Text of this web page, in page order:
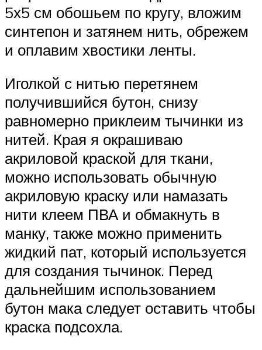
5х5 см обошьем по кругу, вложим
синтепон и затянем нить, обрежем
и оплавим хвостики ленты.
Иголкой с нитью перетянем
получившийся бутон, снизу
равномерно приклеим тычинки из
нитей. Края я окрашиваю
акриловой краской для ткани,
можно использовать обычную
акриловую краску или намазать
нити клеем ПВА и обмакнуть в
манку, также можно применить
жидкий пат, который используется
для создания тычинок. Перед
дальнейшим использованием
бутон мака следует оставить чтобы
краска подсохла.